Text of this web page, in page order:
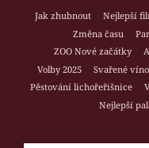
Jak zhubnout Nejlepší
Změna času
ZOO Nové začátky
Volby 2025
Svařené víno
Pěstování lichořeřišnice
Nejlepší